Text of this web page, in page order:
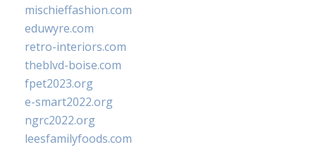
mischieffashion.com
eduwyre.com
retro-interiors.com
theblvd-boise.com
fpet2023.org
e-smart2022.org
ngrc2022.org
leesfamilyfoods.com